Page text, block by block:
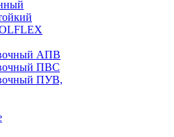
АПВ
ПВС
ПУВ,